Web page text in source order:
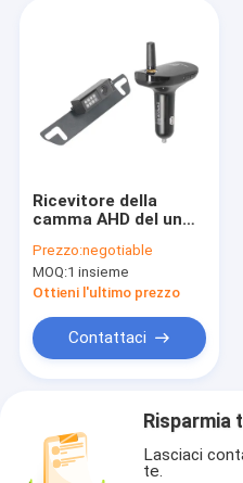
Ricevitore della
camma AHD del un
fotografica di
retrovisore del
camion della
984ft
Prezzo:negotiable
MOQ:1 insieme
Ottieni l'ultimo prezzo
Contattaci
Risparmia
Lasciaci
te.